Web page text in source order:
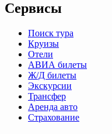
Сервисы
Поиск тура
Круизы
Отели
АВИА билеты
Ж/Д билеты
Экскурсии
Трансфер
Аренда авто
Страхование